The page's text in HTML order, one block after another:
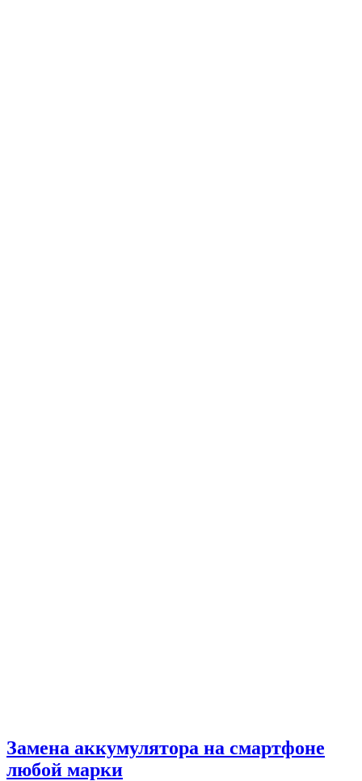
Замена аккумулятора на смартфоне
любой марки